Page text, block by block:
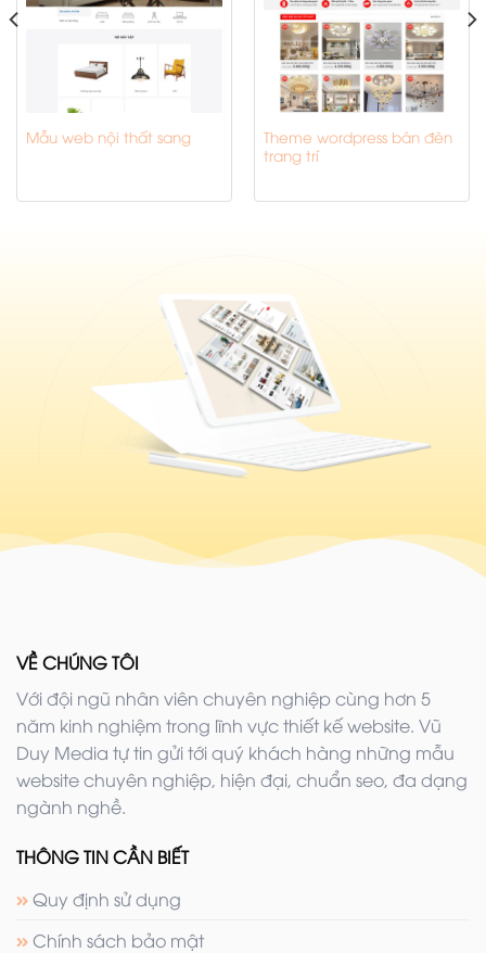
Mẫu web nội thất sang
Theme wordpress bán đèn
trang trí
VỀ CHÚNG TÔI
Với đội ngũ nhân viên chuyên nghiệp cùng hơn 5
năm kinh nghiệm trong lĩnh vực thiết kế website. Vũ
Duy Media tự tin gửi tới quý khách hàng những mẫu
website chuyên nghiệp, hiện đại, chuẩn seo, đa dạng
ngành nghề.
THÔNG TIN CẦN BIẾT
Quy định sử dụng
Chính sách bảo mật